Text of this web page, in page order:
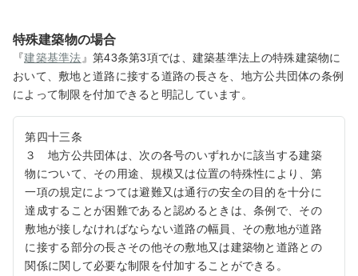
特殊建築物の場合
『建築基準法』第43条第3項では、建築基準法上の特殊建築物に
おいて、敷地と道路に接する道路の長さを、地方公共団体の条例
によって制限を付加できると明記しています。
第四十三条
３ 地方公共団体は、次の各号のいずれかに該当する建築
物について、その用途、規模又は位置の特殊性により、第
一項の規定によつては避難又は通行の安全の目的を十分に
達成することが困難であると認めるときは、条例で、その
敷地が接しなければならない道路の幅員、その敷地が道路
に接する部分の長さその他その敷地又は建築物と道路との
関係に関して必要な制限を付加することができる。